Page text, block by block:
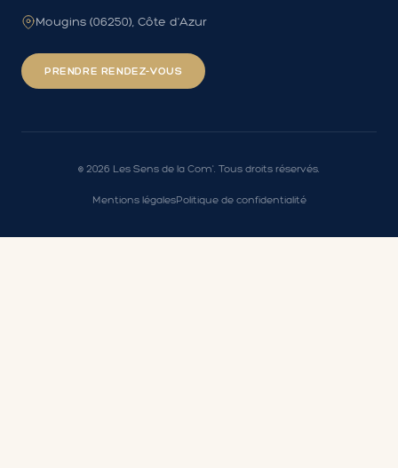
Mougins (06250), Côte d'Azur
PRENDRE RENDEZ-VOUS
© 2026 Les Sens de la Com'. Tous droits réservés.
Mentions légalesPolitique de confidentialité